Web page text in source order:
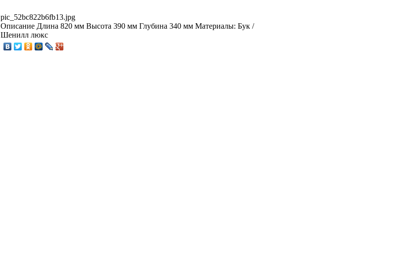
pic_52bc822b6fb13.jpg
Описание Длина 820 мм Высота 390 мм Глубина 340 мм Материалы: Бук /
Шенилл люкс